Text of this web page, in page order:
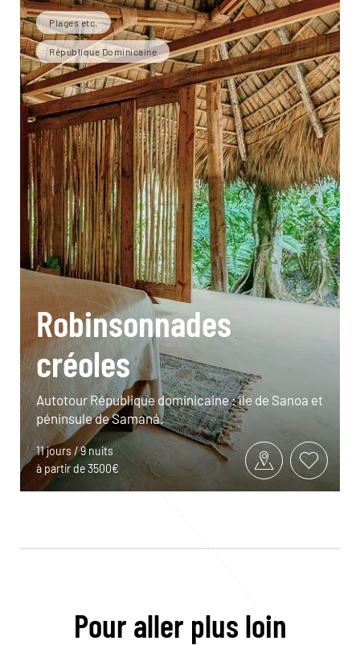
Plages etc.
République Dominicaine
Robinsonnades
créoles
Autotour République dominicaine : île de Sanoa et
péninsule de Samaná.
11 jours / 9 nuits
à partir de 3500€
Pour aller plus loin